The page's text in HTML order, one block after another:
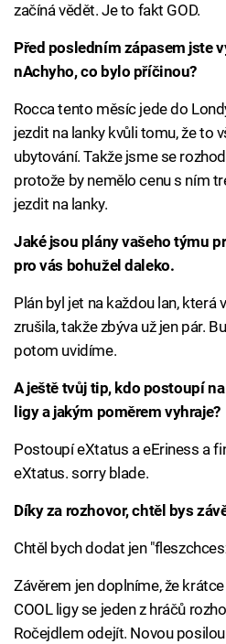
začíná vědět. Je to fakt GOD.
Před posledním zápasem jste
nAchyho, co bylo příčinou?
Rocca tento měsíc jede do
jezdit na lanky kvůli tomu, že to
ubytování. Takže jsme se
protože by nemělo cenu s ním
jezdit na lanky.
Jaké jsou plány vašeho týmu
pro vás bohužel daleko.
Plán byl jet na každou lan, která
zrušila, takže zbýva už jen pár.
potom uvidíme.
A ještě tvůj tip, kdo postoupí na
ligy a jakým poměrem vyhraje?
Postoupí eXtatus a eEriness a
eXtatus. sorry blade.
Díky za rozhovor, chtěl bys
Chtěl bych dodat jen
Závěrem jen doplníme, že
COOL ligy se jeden z hráčů
Ročejdlem odejít. Novou